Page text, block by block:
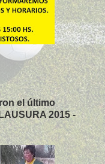
el último
2015 -